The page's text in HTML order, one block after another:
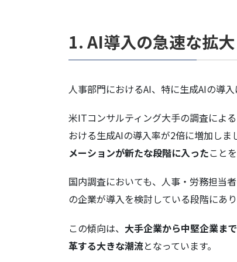
3. 定量的効果とROI
5. 今後の展望
経営層向けの重要ポイント
1. 戦略的必然性：「導入する
2. 投資対効果：明確なROIと段
3. 組織変革：人事部門の役割
4. リスク管理：倫理とガバナン
6. 今後のアクションプラン
1. AI導入の急速な拡大
人事部門におけるAI、特に生成AIの導
米ITコンサルティング大手の調査によ
おける生成AIの導入率が2倍に増加しま
メーションが新たな段階に入ったこと
国内調査においても、人事・労務担当
の企業が導入を検討している段階にあり
この傾向は、 大手企業から中堅企業ま
革する大きな潮流となっています。